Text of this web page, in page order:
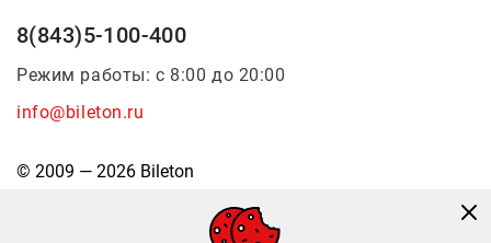
8(843)5-100-400
Режим работы: с 8:00 до 20:00
info@bileton.ru
© 2009 — 2026 Bileton